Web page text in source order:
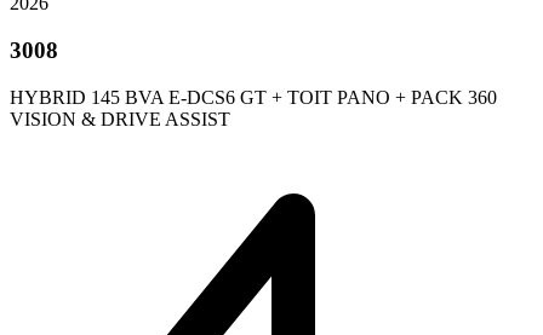
3008
HYBRID 145 BVA E-DCS6 GT + TOIT PANO + PACK 360
VISION & DRIVE ASSIST